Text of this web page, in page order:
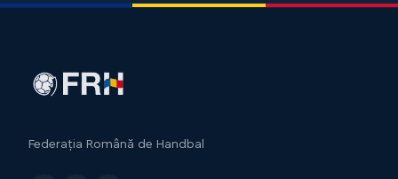
Federația Română de Handbal